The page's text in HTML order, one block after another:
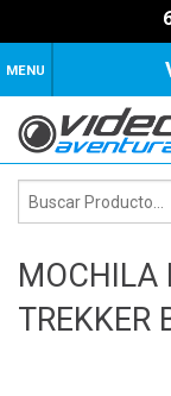
MENU
MOCHILA
TREKKER